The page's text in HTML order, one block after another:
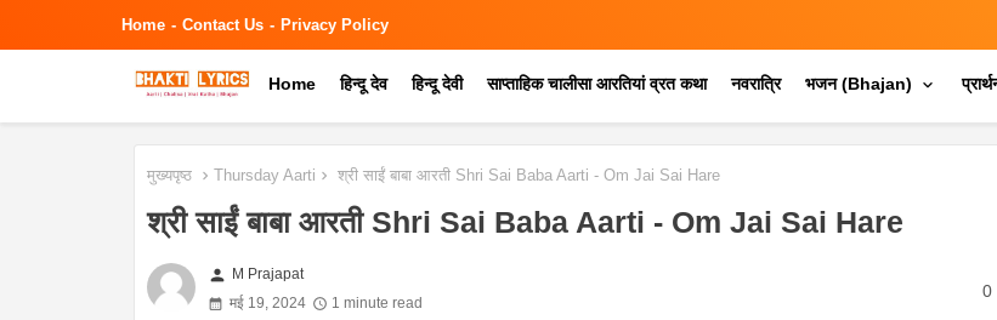
Home Contact Us Privacy Policy
Home हिन्दू देव हिन्दू देवी साप्ताहिक चालीसा आरतियां व्रत कथा नवरात्रि भजन (Bhajan)
मुख्यपृष्ठ Thursday Aarti श्री साईं बाबा आरती Shri Sai Baba Aarti - Om Jai Sai Hare
श्री साईं बाबा आरती Shri Sai Baba Aarti - Om Jai Sai Hare
person M Prajapat
मई 19, 2024
1 minute read
0